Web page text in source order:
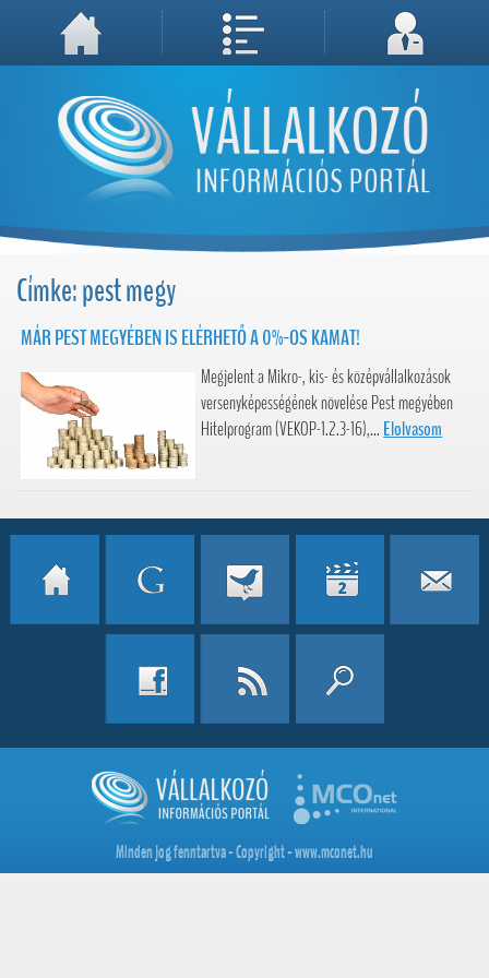
A weboldal használatával Ön elfogadja, hogy Cookie-kat (sütiket) tároljunk számítógépén. A sütik a weboldal megfelelő működéséhez
Megértettem, folytatás...
Címke: pest megy
MÁR PEST MEGYÉBEN IS ELÉRHETŐ A 0%-OS KAMAT!
Megjelent a Mikro-, kis- és középvállalkozások
versenyképességének növelése Pest megyében
Hitelprogram (VEKOP-1.2.3-16),... Elolvasom
Minden jog fenntartva - Copyright - www.mconet.hu